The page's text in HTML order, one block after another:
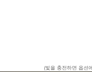
(빛을 충전하면 옵션